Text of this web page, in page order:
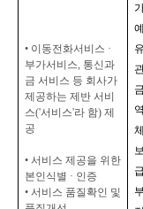
• 이동전화서비스
부가서비스, 통신과
금 서비스 등 회사가
제공하는 제반 서비
스('서비스'라 함) 제
공
• 서비스 제공을 위한
본인식별 · 인증
• 서비스 품질확인 및
역
보
급
부